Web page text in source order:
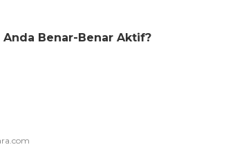
Benar-Benar Aktif?